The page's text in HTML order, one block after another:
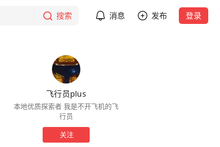
搜索 消息 发布 登录
飞行员plus
本地优质探索者 我是不开飞机的飞
行员
关注